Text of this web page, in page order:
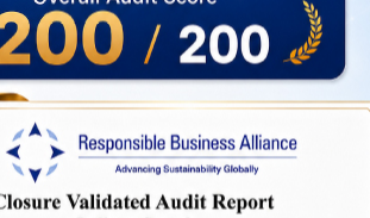
白領外國專業人才